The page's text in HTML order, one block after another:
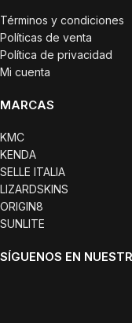
Términos y condiciones
Políticas de venta
Política de privacidad
Mi cuenta
MARCAS
KMC
KENDA
SELLE ITALIA
LIZARDSKINS
ORIGIN8
SUNLITE
SÍGUENOS EN